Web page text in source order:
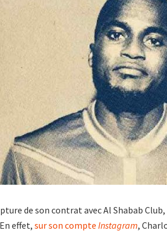
de son contrat avec Al Shabab Club,
effet, sur son compte Instagram,